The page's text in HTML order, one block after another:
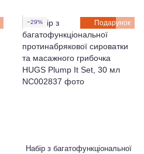
Подарунок
−29%
Набір з багатофункціональної